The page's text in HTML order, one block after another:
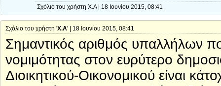
Σχόλιο του χρήστη Χ.Α | 18 Ιουνίου 2015, 08:41
Σχόλιο του χρήστη 'Χ.Α' | 18 Ιουνίου 2015, 08:41
Σημαντικός αριθμός υπαλλήλων
νομιμότητας στον ευρύτερο
Διοικητικού-Οικονομικού είναι